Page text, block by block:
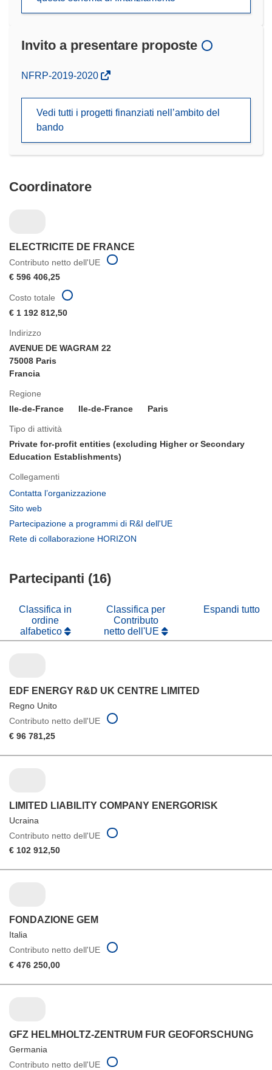
Invito a presentare proposte
(si
nuova
NFRP-2019-2020
Vedi tutti i progetti finanziati nell’ambito del
bando
Coordinatore
ELECTRICITE DE FRANCE
Contributo netto dell'UE
€ 596 406,25
Indirizzo
AVENUE DE WAGRAM 22
75008 Paris
Francia
Regione
Ile-de-France
Ile-de-France Paris
Tipo di attività
Private for-profit entities (excluding Higher or Secondary
Education Establishments)
Collegamenti
Contatta l’organizzazione
nuova
Sito web
apre
finestra)
Partecipazione a programmi di R&I dell'UE
Rete di collaborazione HORIZON
Costo totale
€ 1 192 812,50
Partecipanti (16)
Classifica in
ordine
alfabetico
Classifica per
Contributo
netto dell'UE
Espandi tutto
EDF ENERGY R&D UK CENTRE LIMITED
Regno Unito
Contributo netto dell'UE
€ 96 781,25
LIMITED LIABILITY COMPANY ENERGORISK
Ucraina
Contributo netto dell'UE
€ 102 912,50
FONDAZIONE GEM
Italia
Contributo netto dell'UE
€ 476 250,00
GFZ HELMHOLTZ-ZENTRUM FUR GEOFORSCHUNG
Germania
Contributo netto dell'UE